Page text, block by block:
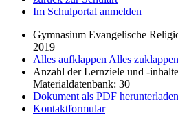
Im Schulportal anmelden
Gymnasium Evangelische
2019
Alles aufklappen Alles zuklappen
Anzahl der Lernziele und -
Materialdatenbank: 30
Dokument als PDF herunterladen
Kontaktformular